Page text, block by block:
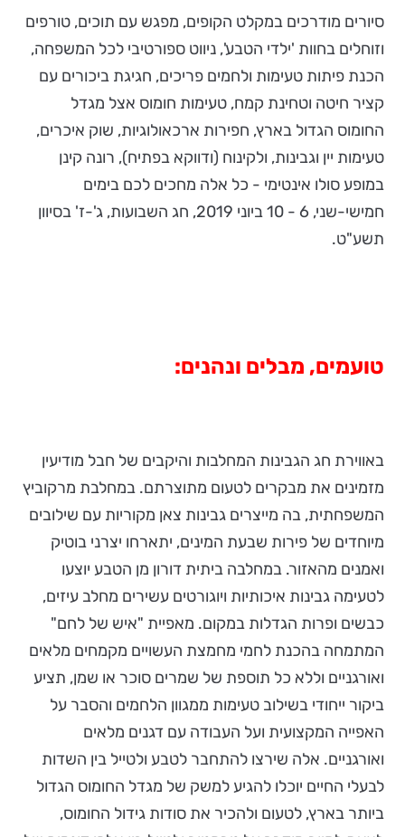
סיורים מודרכים במקלט הקופים, מפגש עם תוכים, טורפים
וזוחלים בחוות 'ילדי הטבע', ניווט ספורטיבי לכל המשפחה,
הכנת פיתות טעימות ולחמים פריכים, חגיגת ביכורים עם
קציר חיטה וטחינת קמח, טעימות חומוס אצל מגדל
החומוס הגדול בארץ, חפירות ארכאולוגיות, שוק איכרים,
טעימות יין וגבינות, ולקינוח (ודווקא בפתיח), רונה קינן
במופע סולו אינטימי - כל אלה מחכים לכם בימים
חמישי-שני, 6 - 10 ביוני 2019, חג השבועות, ג'-ז' בסיוון
תשע"ט.
טועמים, מבלים ונהנים:
באווירת חג הגבינות המחלבות והיקבים של חבל מודיעין
מזמינים את מבקרים לטעום מתוצרתם. במחלבת מרקוביץ
המשפחתית, בה מייצרים גבינות צאן מקוריות עם שילובים
מיוחדים של פירות שבעת המינים, יתארחו יצרני בוטיק
ואמנים מהאזור. במחלבה ביתית דורון מן הטבע יוצעו
לטעימה גבינות איכותיות ויוגורטים עשירים מחלב עיזים,
כבשים ופרות הגדלות במקום. מאפיית "איש של לחם"
המתמחה בהכנת לחמי מחמצת העשויים מקמחים מלאים
ואורגניים וללא כל תוספת של שמרים סוכר או שמן, תציע
ביקור ייחודי בשילוב טעימות ממגוון הלחמים והסבר על
האפייה המקצועית ועל העבודה עם דגנים מלאים
ואורגניים. אלה שירצו להתחבר לטבע ולטייל בין השדות
לבעלי החיים יוכלו להגיע למשק של מגדל החומוס הגדול
ביותר בארץ, לטעום ולהכיר את סודות גידול החומוס,